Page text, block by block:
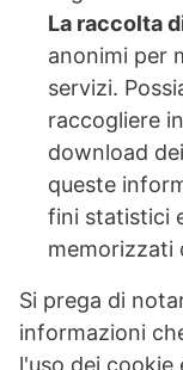
La raccolta
anonimi per
servizi.
raccogliere
download
queste
fini statistici
memorizzati
Si prega di
informazioni
l'uso dei cookie